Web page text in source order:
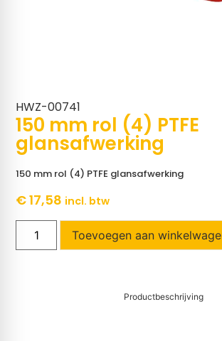
HWZ-00741
150 mm rol (4) PTFE
glansafwerking
150 mm rol (4) PTFE glansafwerking
€17,58 incl. btw
Toevoegen aan
Productbeschrijving